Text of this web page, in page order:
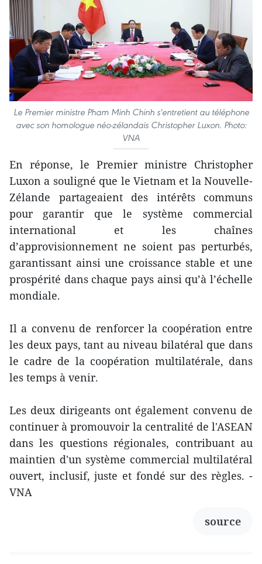
Le Premier ministre Pham Minh Chinh s'entretient au téléphone
avec son homologue néo-zélandais Christopher Luxon. Photo:
VNA
En réponse, le Premier ministre Christopher
Luxon a souligné que le Vietnam et la Nouvelle-
Zélande partageaient des intérêts communs
pour garantir que le système commercial
international et les chaînes
d’approvisionnement ne soient pas perturbés,
garantissant ainsi une croissance stable et une
prospérité dans chaque pays ainsi qu’à l’échelle
mondiale.
Il a convenu de renforcer la coopération entre
les deux pays, tant au niveau bilatéral que dans
le cadre de la coopération multilatérale, dans
les temps à venir.
Les deux dirigeants ont également convenu de
continuer à promouvoir la centralité de l'ASEAN
dans les questions régionales, contribuant au
maintien d'un système commercial multilatéral
ouvert, inclusif, juste et fondé sur des règles. -
VNA
source